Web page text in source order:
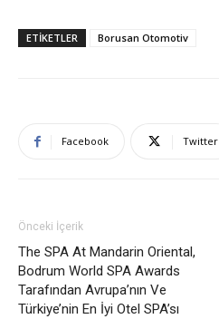
ETIKETLER Borusan Otomotiv
Facebook Twitter
Önceki İçerik
The SPA At Mandarin Oriental,
Bodrum World SPA Awards
Tarafından Avrupa’nın Ve
Türkiye’nin En İyi Otel SPA’sı